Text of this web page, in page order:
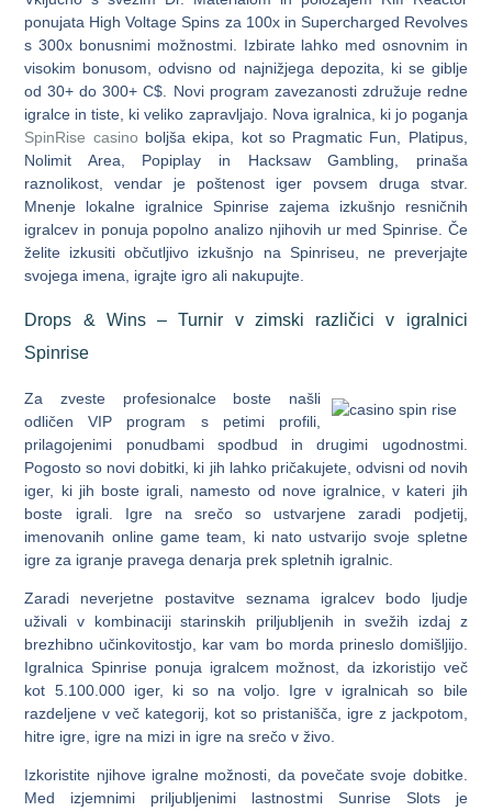
ponujata High Voltage Spins za 100x in Supercharged Revolves
s 300x bonusnimi možnostmi. Izbirate lahko med osnovnim in
visokim bonusom, odvisno od najnižjega depozita, ki se giblje
od 30+ do 300+ C$. Novi program zavezanosti združuje redne
igralce in tiste, ki veliko zapravljajo. Nova igralnica, ki jo poganja
SpinRise casino boljša ekipa, kot so Pragmatic Fun, Platipus,
Nolimit Area, Popiplay in Hacksaw Gambling, prinaša
raznolikost, vendar je poštenost iger povsem druga stvar.
Mnenje lokalne igralnice Spinrise zajema izkušnjo resničnih
igralcev in ponuja popolno analizo njihovih ur med Spinrise. Če
želite izkusiti občutljivo izkušnjo na Spinriseu, ne preverjajte
svojega imena, igrajte igro ali nakupujte.
Drops & Wins – Turnir v zimski različici v igralnici
Spinrise
Za zveste profesionalce boste našli
odličen VIP program s petimi profili,
prilagojenimi ponudbami spodbud in drugimi ugodnostmi.
Pogosto so novi dobitki, ki jih lahko pričakujete, odvisni od novih
iger, ki jih boste igrali, namesto od nove igralnice, v kateri jih
boste igrali. Igre na srečo so ustvarjene zaradi podjetij,
imenovanih online game team, ki nato ustvarijo svoje spletne
igre za igranje pravega denarja prek spletnih igralnic.
Zaradi neverjetne postavitve seznama igralcev bodo ljudje
uživali v kombinaciji starinskih priljubljenih in svežih izdaj z
brezhibno učinkovitostjo, kar vam bo morda prineslo domišljijo.
Igralnica Spinrise ponuja igralcem možnost, da izkoristijo več
kot 5.100.000 iger, ki so na voljo. Igre v igralnicah so bile
razdeljene v več kategorij, kot so pristanišča, igre z jackpotom,
hitre igre, igre na mizi in igre na srečo v živo.
Izkoristite njihove igralne možnosti, da povečate svoje dobitke.
Med izjemnimi priljubljenimi lastnostmi Sunrise Slots je